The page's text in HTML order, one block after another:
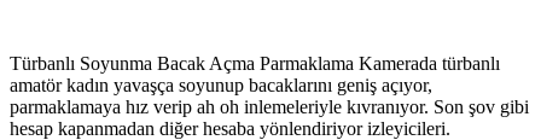
Türbanlı Soyunma Bacak Açma Parmaklama Kamerada türbanlı
amatör kadın yavaşça soyunup bacaklarını geniş açıyor,
parmaklamaya hız verip ah oh inlemeleriyle kıvranıyor. Son şov gibi
hesap kapanmadan diğer hesaba yönlendiriyor izleyicileri.